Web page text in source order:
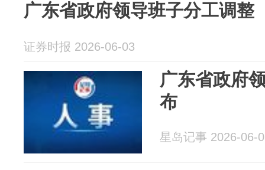
广东省政府领导班子分工调整
证券时报 2026-06-03
广东省政府
布
星岛记事 2026-06-